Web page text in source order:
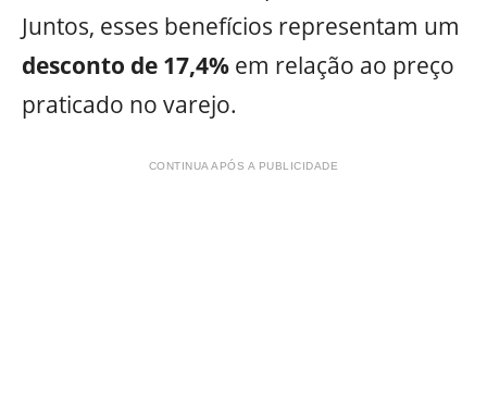
Juntos, esses benefícios representam um
desconto de 17,4% em relação ao preço
praticado no varejo.
CONTINUA APÓS A PUBLICIDADE